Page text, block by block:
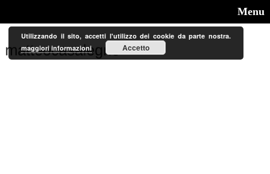
Menu
Utilizzando il sito, accetti l'utilizzo dei cookie da parte nostra.
maggiori informazioni
Accetto